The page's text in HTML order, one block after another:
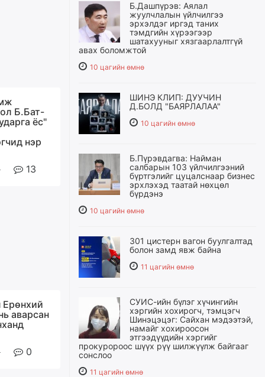
Б.Бат-
ёс"
нэр
13
Ерөнхий
аварсан
0
Б.Дашпүрэв: Аялал
жуулчлалын үйлчилгээ
эрхэлдэг иргэд таних
тэмдгийн хүрээгээр
шатахууныг хязгаарлалтгүй
авах боломжтой
10 цагийн өмнө
ШИНЭ КЛИП: ДУУЧИН
Д.БОЛД "БАЯРЛАЛАА"
10 цагийн өмнө
Б.Пүрэвдагва: Найман
салбарын 103 үйлчилгээний
бүртгэлийг цуцалснаар бизнес
эрхлэхэд таатай нөхцөл
бүрдэнэ
10 цагийн өмнө
301 цистерн вагон буулгалтад
болон замд явж байна
11 цагийн өмнө
СУИС-ийн бүлэг хүчингийн
хэргийн хохирогч, тэмцэгч
Шинэцэцэг: Сайхан мэдээтэй,
намайг хохироосон
этгээдүүдийн хэргийг
прокуророос шүүх рүү шилжүүлж байгааг
сонслоо
11 цагийн өмнө